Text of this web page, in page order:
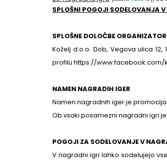
SPLOŠNI POGOJI SODELOVANJA
SPLOŠNE DOLOČBE
Koželj d.o.o. Dob, Vegova ulica
profilu https://www.facebook.com/
NAMEN NAGRADIH IGER
Namen nagradnih iger je
Ob vsaki posamezni nagradni igri
POGOJI ZA SODELOVANJE V
V nagradni igri lahko sodelujejo